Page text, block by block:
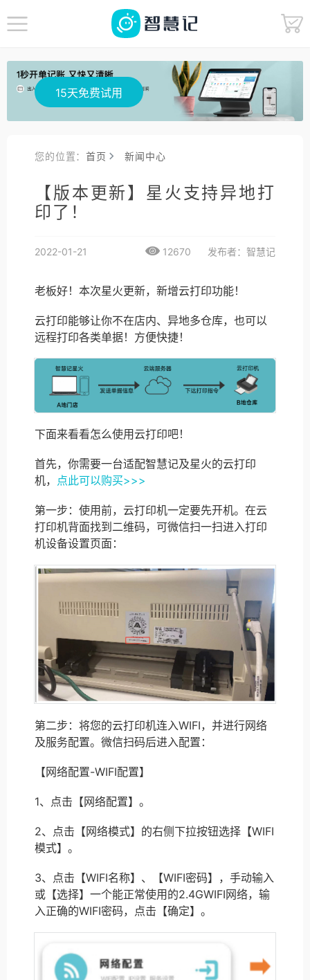
15天免费试用
您的位置：首页 新闻中心
【版本更新】星火支持异地打
印了！
2022-01-21 12670 发布者：智慧记
老板好！本次星火更新，新增云打印功能！
云打印能够让你不在店内、异地多仓库，也可以
远程打印各类单据！方便快捷！
下面来看看怎么使用云打印吧！
首先，你需要一台适配智慧记及星火的云打印
机， 点此可以购买>>>
第一步：使用前，云打印机一定要先开机。在云
打印机背面找到二维码，可微信扫一扫进入打印
机设备设置页面：
第二步：将您的云打印机连入WIFI，并进行网络
及服务配置。微信扫码后进入配置：
【网络配置-WIFI配置】
1、点击【网络配置】。
2、点击【网络模式】的右侧下拉按钮选择【WIFI
模式】。
3、点击【WIFI名称】、【WIFI密码】，手动输入
或【选择】一个能正常使用的2.4GWIFI网络，输
入正确的WIFI密码，点击【确定】。